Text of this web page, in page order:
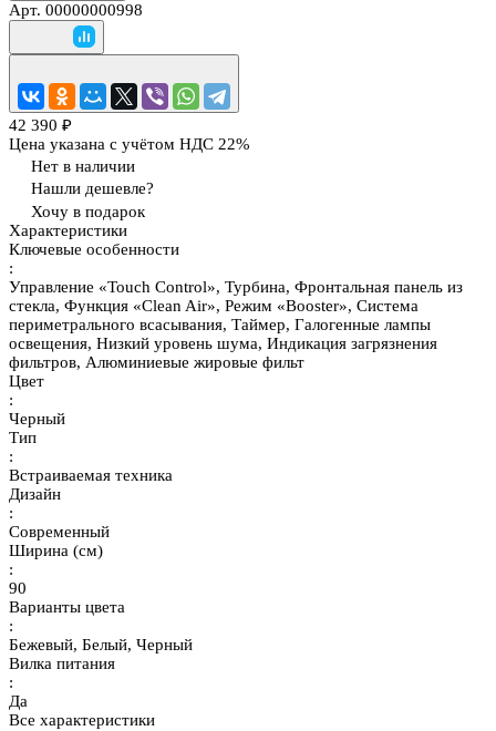
Арт. 00000000998
42 390 ₽
Цена указана с учётом НДС 22%
Нет в наличии
Нашли дешевле?
Хочу в подарок
Характеристики
Ключевые особенности
:
Управление «Touch Control», Турбина, Фронтальная панель из
стекла, Функция «Clean Air», Режим «Booster», Система
периметрального всасывания, Таймер, Галогенные лампы
освещения, Низкий уровень шума, Индикация загрязнения
фильтров, Алюминиевые жировые фильт
Цвет
:
Черный
Тип
:
Встраиваемая техника
Дизайн
:
Современный
Ширина (см)
:
90
Варианты цвета
:
Бежевый, Белый, Черный
Вилка питания
:
Да
Все характеристики